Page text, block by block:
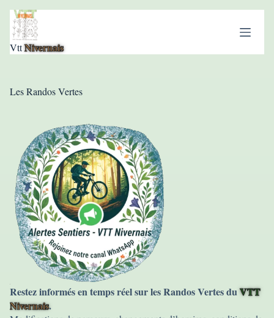
VttNivernais
Les Randos Vertes
Restez informés en temps réel sur les Randos Vertes duVTT
Nivernais.